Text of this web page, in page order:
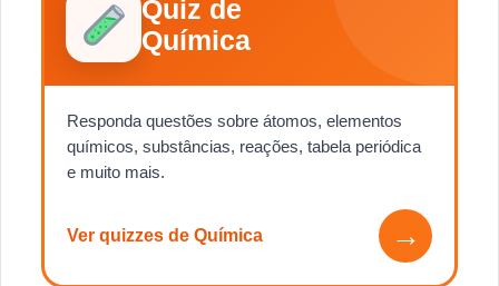
Quiz de
Química
Responda questões sobre átomos, elementos
químicos, substâncias, reações, tabela periódica
e muito mais.
Ver quizzes de Química →